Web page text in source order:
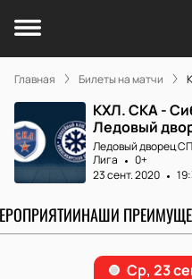
Главная Билеты на матчи
КХЛ. СКА -
Ледовый
Ледовый дворец
Лига
0+
23 сент. 2020
НАШИ